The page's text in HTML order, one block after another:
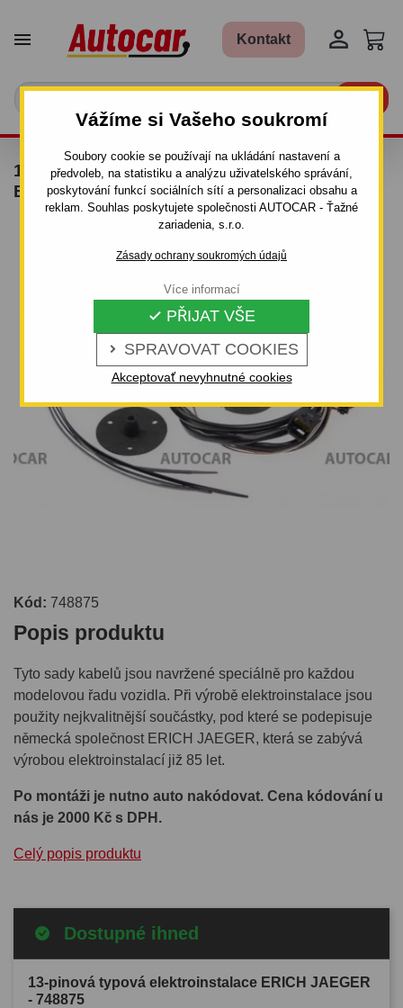
Vážíme si Vašeho soukromí
Soubory cookie se používají na ukládání nastavení a
předvoleb, na statistiku a analýzu uživatelského správání,
poskytování funkcí sociálních sítí a personalizaci obsahu a
reklam. Souhlas poskytujete společnosti AUTOCAR - Ťažné
zariadenia, s.r.o.
Zásady ochrany soukromých údajů
 SPRAVOVAT COOKIES
 PŘIJAT VŠE
Akceptovať nevyhnutné cookies
Více informací
 Kontakt 
13-PINOVÁ TYPOVÁ ELEKTROINSTALACE
ERICH JAEGER - 748875
Kód: 748875
Popis produktu
Tyto sady kabelů jsou navržené speciálně pro každou
modelovou řadu vozidla. Při výrobě elektroinstalace jsou
použity nejkvalitnější součástky, pod které se podepisuje
německá společnost ERICH JAEGER, která se zabývá
výrobou elektroinstalací již 85 let.
Po montáži je nutno auto nakódovat. Cena kódování u
nás je 2000 Kč s DPH.
Celý popis produktu
Dostupné ihned
13-pinová typová elektroinstalace ERICH JAEGER
- 748875